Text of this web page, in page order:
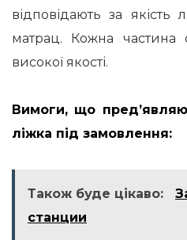
відповідають за якість
матрац. Кожна частина
високої якості.
Вимоги, що
ліжка під замовлення:
Також буде цікаво:
станции